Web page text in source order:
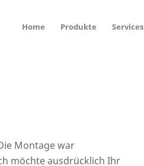
Home Produkte Services
Montage war
möchte ausdrücklich Ihr